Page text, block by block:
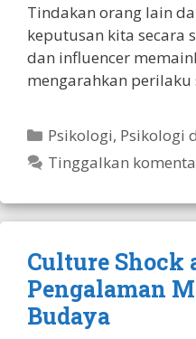
Tindakan orang lain
keputusan kita secara
dan influencer
mengarahkan perilaku
Kategori
Psikologi, Psikologi
Tinggalkan
Culture Shock
Pengalaman
Budaya